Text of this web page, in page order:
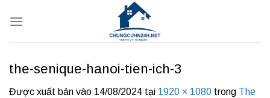
qua
the-senique-hanoi-tien-ich-3
Được xuất bản vào 14/08/2024 tại 1920 × 1080 trong The